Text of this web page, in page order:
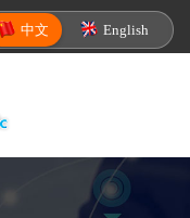
中文 English